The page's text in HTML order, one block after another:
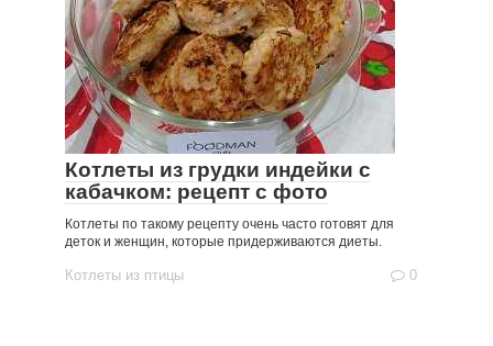
Котлеты из грудки индейки с
кабачком: рецепт с фото
Котлеты по такому рецепту очень часто готовят для
деток и женщин, которые придерживаются диеты.
Котлеты из птицы 0